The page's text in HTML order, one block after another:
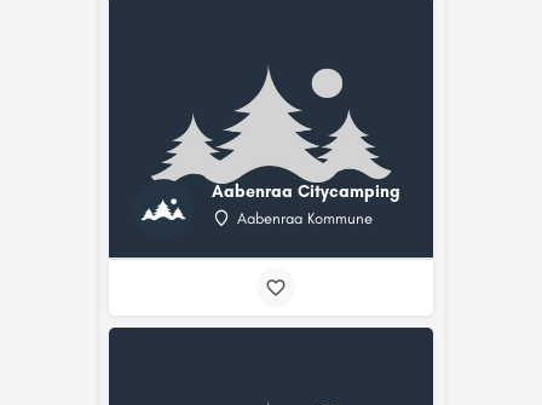
Aabenraa Citycamping
Aabenraa Kommune